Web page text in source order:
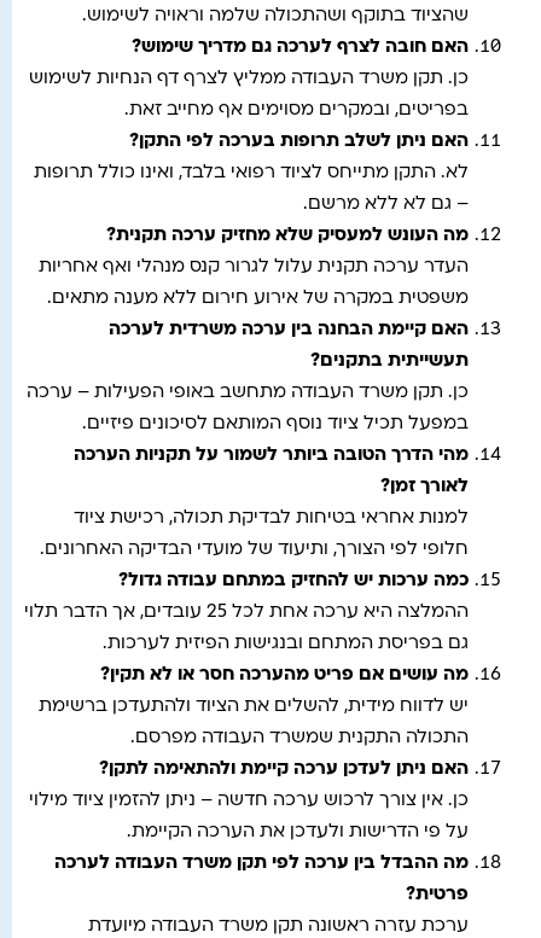
שהציוד בתוקף ושהתכולה שלמה וראויה לשימוש.
האם חובה לצרף לערכה גם מדריך שימוש?
כן. תקן משרד העבודה ממליץ לצרף דף הנחיות לשימוש
בפריטים, ובמקרים מסוימים אף מחייב זאת.
האם ניתן לשלב תרופות בערכה לפי התקן?
לא. התקן מתייחס לציוד רפואי בלבד, ואינו כולל תרופות
– גם לא ללא מרשם.
מה העונש למעסיק שלא מחזיק ערכה תקנית?
העדר ערכה תקנית עלול לגרור קנס מנהלי ואף אחריות
משפטית במקרה של אירוע חירום ללא מענה מתאים.
האם קיימת הבחנה בין ערכה משרדית לערכה
תעשייתית בתקנים?
כן. תקן משרד העבודה מתחשב באופי הפעילות – ערכה
במפעל תכיל ציוד נוסף המותאם לסיכונים פיזיים.
מהי הדרך הטובה ביותר לשמור על תקניות הערכה
לאורך זמן?
למנות אחראי בטיחות לבדיקת תכולה, רכישת ציוד
חלופי לפי הצורך, ותיעוד של מועדי הבדיקה האחרונים.
כמה ערכות יש להחזיק במתחם עבודה גדול?
ההמלצה היא ערכה אחת לכל 25 עובדים, אך הדבר תלוי
גם בפריסת המתחם ובנגישות הפיזית לערכות.
מה עושים אם פריט מהערכה חסר או לא תקין?
יש לדווח מידית, להשלים את הציוד ולהתעדכן ברשימת
התכולה התקנית שמשרד העבודה מפרסם.
האם ניתן לעדכן ערכה קיימת ולהתאימה לתקן?
כן. אין צורך לרכוש ערכה חדשה – ניתן להזמין ציוד מילוי
על פי הדרישות ולעדכן את הערכה הקיימת.
מה ההבדל בין ערכה לפי תקן משרד העבודה לערכה
פרטית?
ערכת עזרה ראשונה תקן משרד העבודה מיועדת